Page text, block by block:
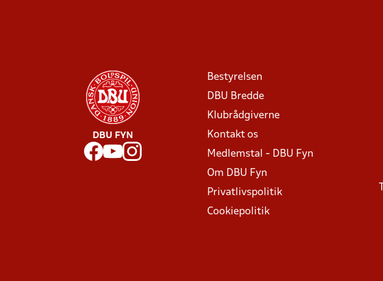
DBU FYN
Bestyrelsen
DBU Bredde
Klubrådgiverne
Kontakt os
Medlemstal - DBU Fyn
Om DBU Fyn
Privatlivspolitik
Cookiepolitik